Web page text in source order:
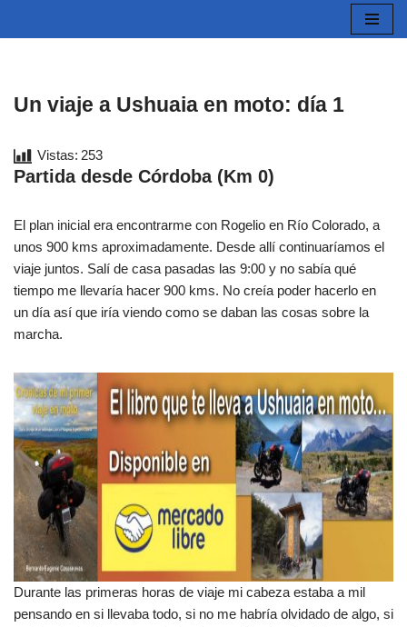
Un viaje a Ushuaia en moto: día 1
Vistas: 253
Partida desde Córdoba (Km 0)
El plan inicial era encontrarme con Rogelio en Río Colorado, a
unos 900 kms aproximadamente. Desde allí continuaríamos el
viaje juntos. Salí de casa pasadas las 9:00 y no sabía qué
tiempo me llevaría hacer 900 kms. No creía poder hacerlo en
un día así que iría viendo como se daban las cosas sobre la
marcha.
Durante las primeras horas de viaje mi cabeza estaba a mil
pensando en si llevaba todo, si no me habría olvidado de algo, si